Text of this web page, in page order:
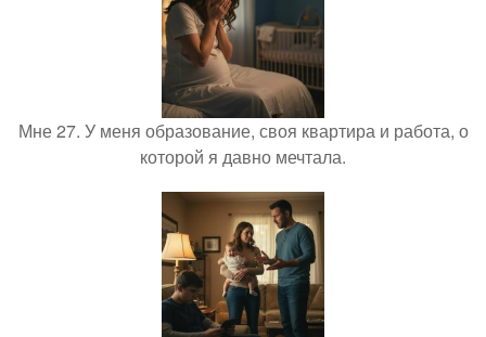
Мне 27. У меня образование, своя квартира и работа, о
которой я давно мечтала.